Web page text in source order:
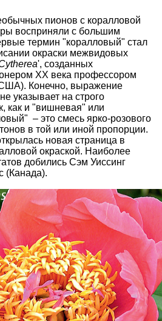
пионов с коралловой
восприняли с большим
термин "коралловый" стал
окраски межвидовых
', созданных
XX века профессором
Конечно, выражение
указывает на строго
как и "вишневая" или
– это смесь ярко-розового
в той или иной пропорции.
новая страница в
окраской. Наиболее
добились Сэм Уиссинг
(Канада).